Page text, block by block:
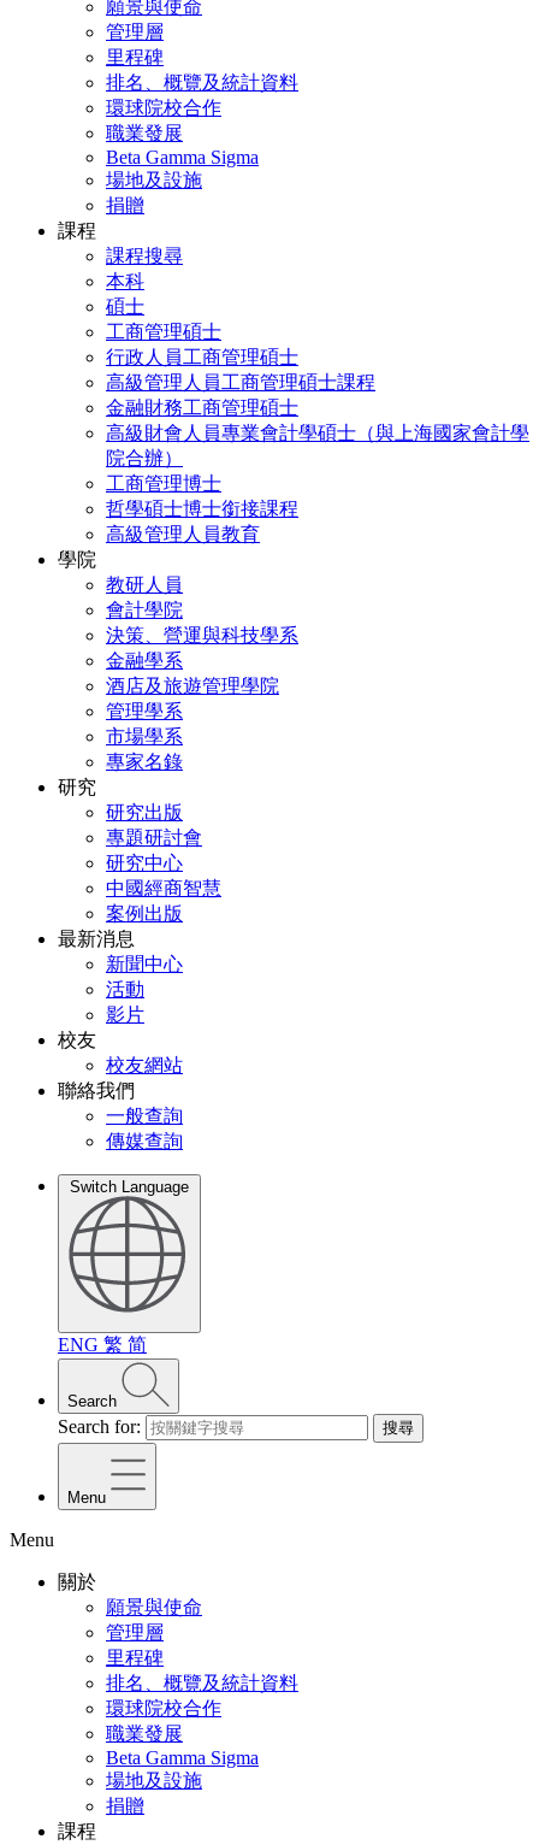
願景與使命
管理層
里程碑
排名、概覽及統計資料
環球院校合作
職業發展
Beta Gamma Sigma
場地及設施
捐贈
課程
課程搜尋
本科
碩士
工商管理碩士
行政人員工商管理碩士
高級管理人員工商管理碩士課程
金融財務工商管理碩士
高級財會人員專業會計學碩士（與上海國家會計學
院合辦）
工商管理博士
哲學碩士博士銜接課程
高級管理人員教育
學院
教研人員
會計學院
決策、營運與科技學系
金融學系
酒店及旅遊管理學院
管理學系
市場學系
專家名錄
研究
研究出版
專題研討會
研究中心
中國經商智慧
案例出版
最新消息
新聞中心
活動
影片
校友
校友網站
聯絡我們
一般查詢
傳媒查詢
Switch Language
ENG 繁 简
Search
Search for: 搜尋
Menu
Menu
關於
願景與使命
管理層
里程碑
排名、概覽及統計資料
環球院校合作
職業發展
Beta Gamma Sigma
場地及設施
捐贈
課程